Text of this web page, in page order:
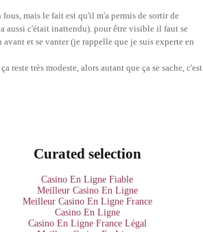
mais le fait est qu'il m'a permis de sortir de
aussi c'était inattendu). pour être visible il faut se
et se vanter (je rappelle que je suis experte en
reste très modeste, alors autant que ça se sache, c'est
Curated selection
Casino En Ligne Fiable
Meilleur Casino En Ligne
Meilleur Casino En Ligne France
Casino En Ligne
Casino En Ligne France Légal